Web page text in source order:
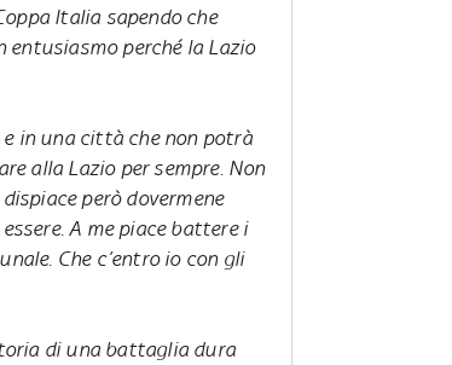
Italia sapendo che
entusiasmo perché la Lazio
in una città che non potrà
alla Lazio per sempre. Non
però dovermene
A me piace battere i
Che c’entro io con gli
di una battaglia dura